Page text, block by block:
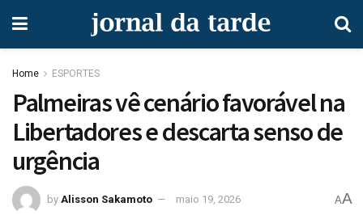
Home ESPORTES
Palmeiras vê cenário favorável na
Libertadores e descarta senso de
urgência
by Alisson Sakamoto maio 19, 2026 AA